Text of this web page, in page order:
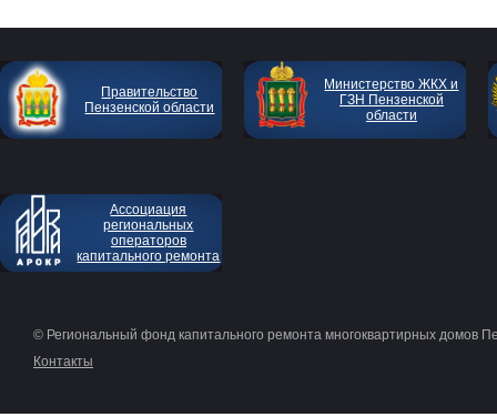
Правительство
Пензенской области
Министерство ЖКХ и
ГЗН Пензенской
области
Ассоциация
региональных
операторов
капитального ремонта
© Региональный фонд капитального ремонта многоквартирных домов
Контакты